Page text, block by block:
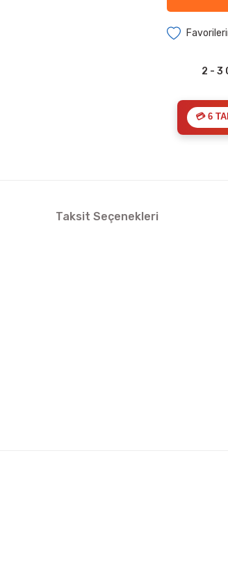
2 - 3
💳 6
Taksit Seçenekleri